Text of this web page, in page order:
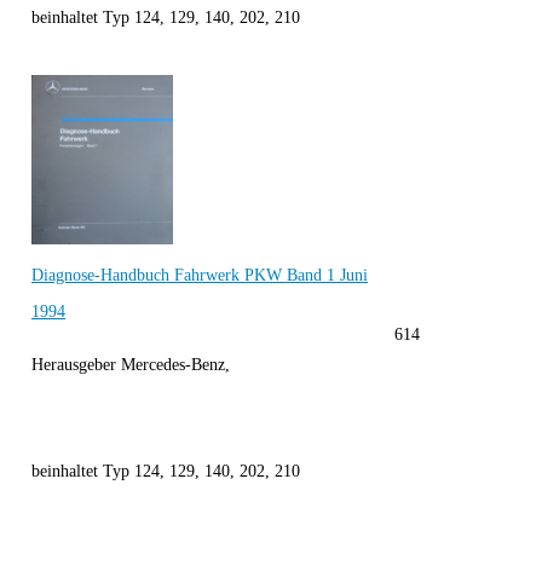
beinhaltet Typ 124, 129, 140, 202, 210
Diagnose-Handbuch Fahrwerk PKW Band 1 Juni
1994
Herausgeber Mercedes-Benz,
beinhaltet Typ 124, 129, 140, 202, 210
614